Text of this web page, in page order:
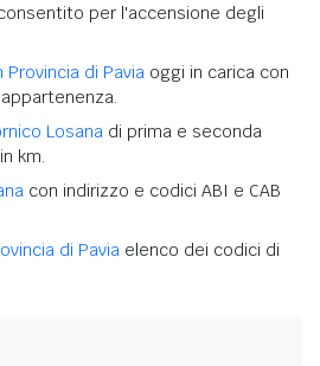
per l'accensione degli
Provincia di Pavia oggi in carica con
Losana di prima e seconda
km.
con indirizzo e codici ABI e CAB
di Pavia elenco dei codici di